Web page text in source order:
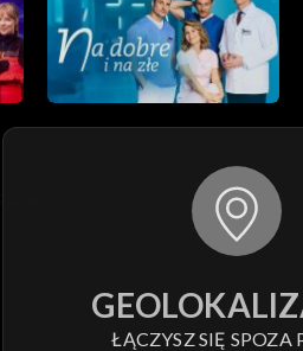
ŁĄCZYSZ SIĘ SPOZA